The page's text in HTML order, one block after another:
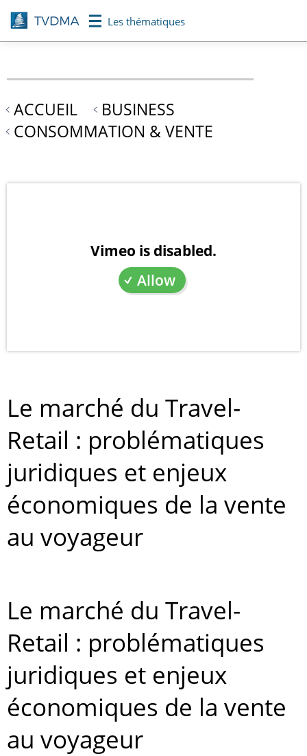
Aller
au
contenu
Les thématiques
ACCUEIL
BUSINESS
CONSOMMATION & VENTE
Vimeo is disabled.
Allow
Le marché du Travel-
Retail : problématiques
juridiques et enjeux
économiques de la vente
au voyageur
Le marché du Travel-
Retail : problématiques
juridiques et enjeux
économiques de la vente
au voyageur